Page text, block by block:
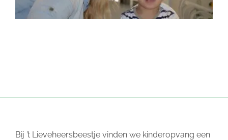
Bij ’t Lieveheersbeestje vinden we kinderopvang een